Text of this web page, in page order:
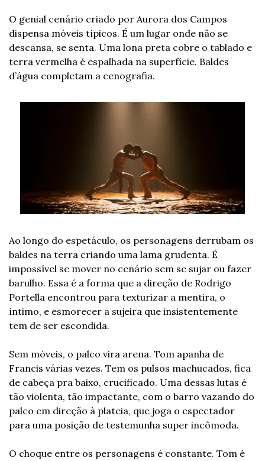
O genial cenário criado por Aurora dos Campos
dispensa móveis típicos. É um lugar onde não se
descansa, se senta. Uma lona preta cobre o tablado e
terra vermelha é espalhada na superfície. Baldes
d’água completam a cenografia.
Ao longo do espetáculo, os personagens derrubam os
baldes na terra criando uma lama grudenta. É
impossível se mover no cenário sem se sujar ou fazer
barulho. Essa é a forma que a direção de Rodrigo
Portella encontrou para texturizar a mentira, o
íntimo, e esmorecer a sujeira que insistentemente
tem de ser escondida.
Sem móveis, o palco vira arena. Tom apanha de
Francis várias vezes. Tem os pulsos machucados, fica
de cabeça pra baixo, crucificado. Uma dessas lutas é
tão violenta, tão impactante, com o barro vazando do
palco em direção à plateia, que joga o espectador
para uma posição de testemunha super incômoda.
O choque entre os personagens é constante. Tom é